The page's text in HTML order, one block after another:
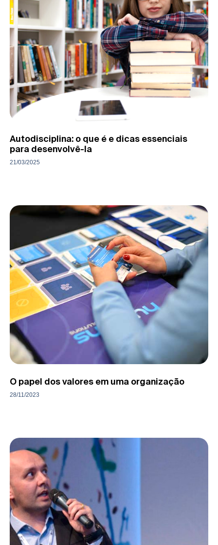
Autodisciplina: o que é e dicas essenciais
para desenvolvê-la
21/03/2025
O papel dos valores em uma organização
28/11/2023